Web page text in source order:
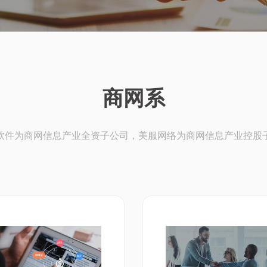
商网系
件为商网信息产业全资子公司，美服网络为商网信息产业控股